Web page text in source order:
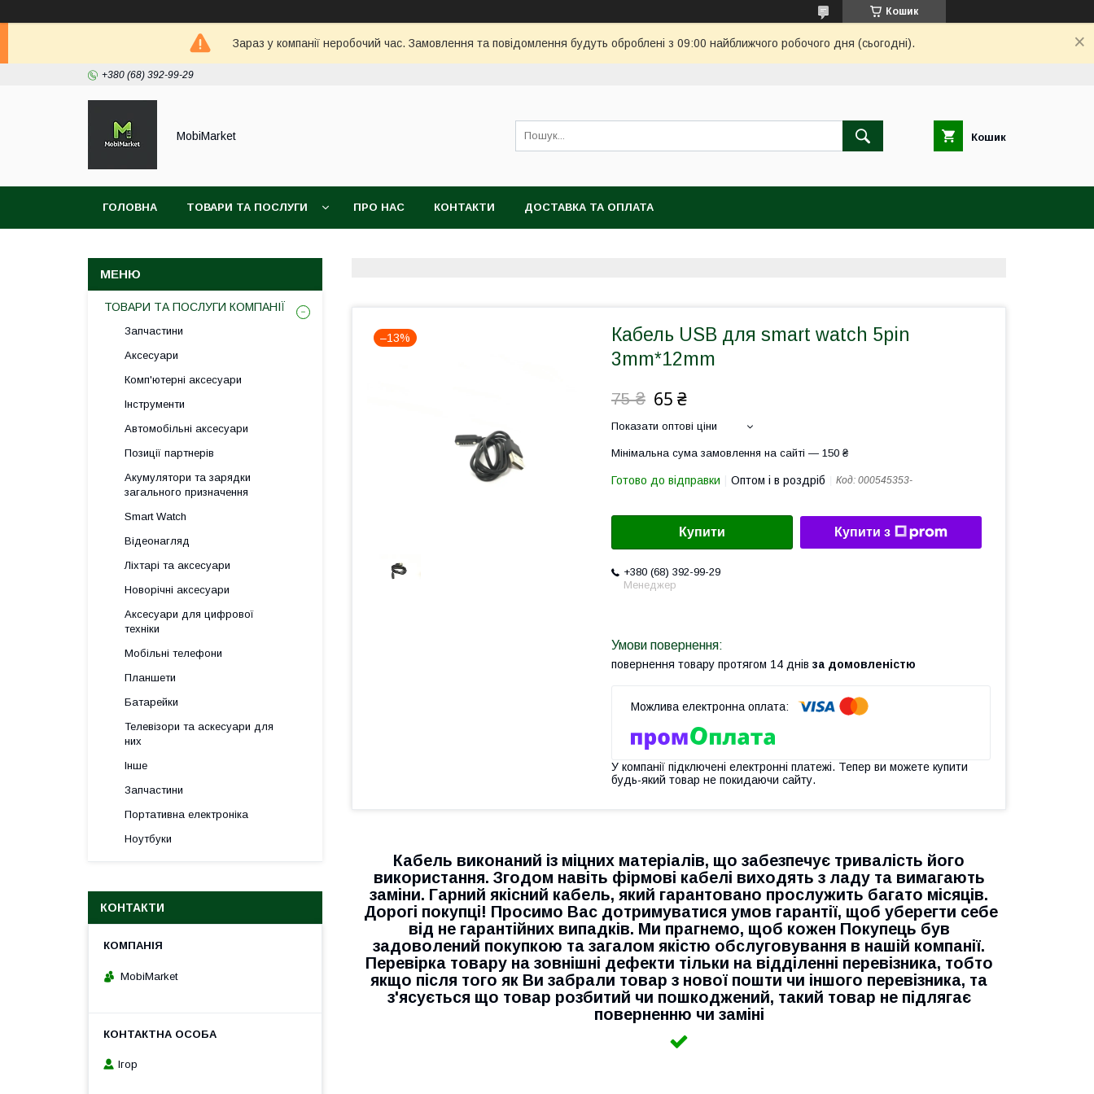
Кошик
Зараз у компанії неробочий час. Замовлення та повідомлення будуть оброблені з 09:00 найближчого робочого дня (сьогодні).
+380 (68) 392-99-29
MobiMarket Кошик
ГОЛОВНА ТОВАРИ ТА ПОСЛУГИ ПРО НАС КОНТАКТИ ДОСТАВКА ТА ОПЛАТА
–13%
Кабель USB для smart watch 5pin
3mm*12mm
75 ₴ 65 ₴
Показати оптові ціни
Мінімальна сума замовлення на сайті — 150 ₴
Готово до відправки Оптом і в роздріб Код: 000545353-
Купити Купити з
+380 (68) 392-99-29
Менеджер
повернення товару протягом 14 днів за домовленістю
У компанії підключені електронні платежі. Тепер ви можете купити
будь-який товар не покидаючи сайту.
Кабель виконаний із міцних матеріалів, що забезпечує тривалість його
використання. Згодом навіть фірмові кабелі виходять з ладу та вимагають
заміни. Гарний якісний кабель, який гарантовано прослужить багато місяців.
Дорогі покупці! Просимо Вас дотримуватися умов гарантії, щоб уберегти себе
від не гарантійних випадків. Ми прагнемо, щоб кожен Покупець був
задоволений покупкою та загалом якістю обслуговування в нашій компанії.
Перевірка товару на зовнішні дефекти тільки на відділенні перевізника, тобто
якщо після того як Ви забрали товар з нової пошти чи іншого перевізника, та
з'ясується що товар розбитий чи пошкоджений, такий товар не підлягає
поверненню чи заміні
ТОВАРИ ТА ПОСЛУГИ КОМПАНІЇ
Запчастини
Аксесуари
Комп'ютерні аксесуари
Інструменти
Автомобільні аксесуари
Позиції партнерів
Акумулятори та зарядки
загального призначення
Smart Watch
Відеонагляд
Ліхтарі та аксесуари
Новорічні аксесуари
Аксесуари для цифрової
техніки
Мобільні телефони
Планшети
Батарейки
Телевізори та аскесуари для
них
Інше
Запчастини
Портативна електроніка
Ноутбуки
КОНТАКТИ
MobiMarket
Ігор